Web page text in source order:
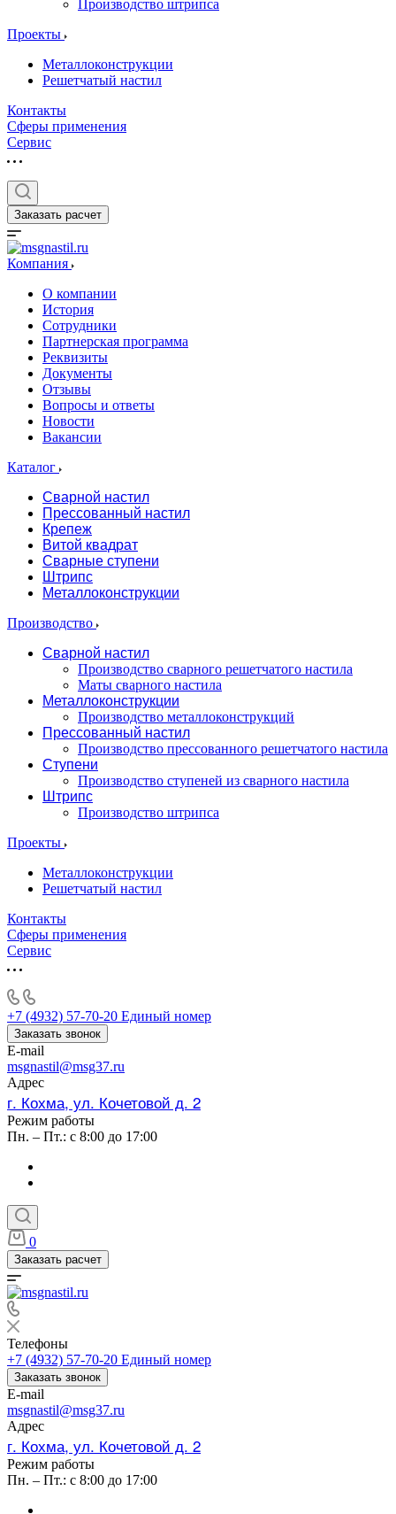
Производство штрипса
Проекты
Металлоконструкции
Решетчатый настил
Контакты
Сферы применения
Сервис
Заказать расчет
Компания
О компании
История
Сотрудники
Партнерская программа
Реквизиты
Документы
Отзывы
Вопросы и ответы
Новости
Вакансии
Каталог
Сварной настил
Прессованный настил
Крепеж
Витой квадрат
Сварные ступени
Штрипс
Металлоконструкции
Производство
Сварной настил
Производство сварного решетчатого настила
Маты сварного настила
Металлоконструкции
Производство металлоконструкций
Прессованный настил
Производство прессованного решетчатого настила
Ступени
Производство ступеней из сварного настила
Штрипс
Производство штрипса
Проекты
Металлоконструкции
Решетчатый настил
Контакты
Сферы применения
Сервис
+7 (4932) 57-70-20 Единый номер
Заказать звонок
E-mail
msgnastil@msg37.ru
Адрес
г. Кохма, ул. Кочетовой д. 2
Режим работы
Пн. – Пт.: с 8:00 до 17:00
0
Заказать расчет
Телефоны
+7 (4932) 57-70-20 Единый номер
Заказать звонок
E-mail
msgnastil@msg37.ru
Адрес
г. Кохма, ул. Кочетовой д. 2
Режим работы
Пн. – Пт.: с 8:00 до 17:00